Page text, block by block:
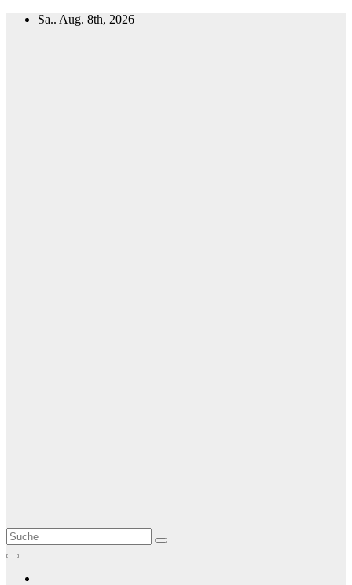
Zum
Sa.. Aug. 8th, 2026
Le Matin
AGENCE DE PRESSE